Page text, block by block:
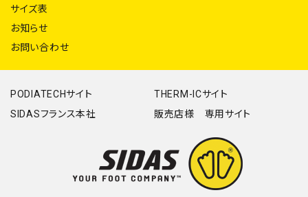
サイズ表
お知らせ
お問い合わせ
PODIATECHサイト
THERM-ICサイト
SIDASフランス本社
販売店様 専用サイト